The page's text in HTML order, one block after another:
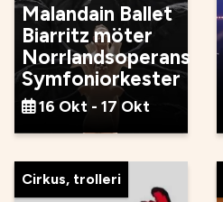
Malandain Ballet
Biarritz möter
Norrlandsoperans
Symfoniorkester
16 Okt - 17 Okt
Cirkus, trolleri